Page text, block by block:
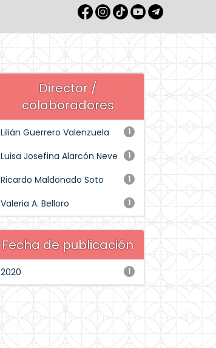
Director /
colaboradores
1
Lilián Guerrero Valenzuela
1
Luisa Josefina Alarcón Neve
1
Ricardo Maldonado Soto
1
Valeria A. Belloro
Fecha de publicación
1
2020